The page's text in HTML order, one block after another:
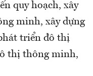
quy hoạch, xây
minh, xây dựng
triển đô thị
thị thông minh,